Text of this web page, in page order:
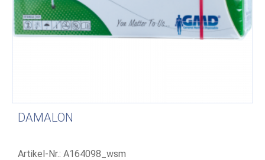
DAMALON
Artikel-Nr.: A164098_wsm